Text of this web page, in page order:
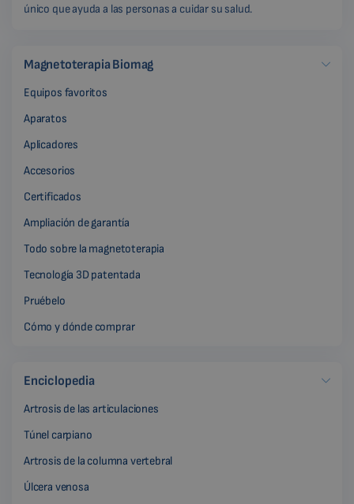
único que ayuda a las personas a cuidar su salud.
Magnetoterapia Biomag
Equipos favoritos
Aparatos
Aplicadores
Accesorios
Certificados
Ampliación de garantía
Todo sobre la magnetoterapia
Tecnología 3D patentada
Pruébelo
Cómo y dónde comprar
Enciclopedia
Artrosis de las articulaciones
Túnel carpiano
Artrosis de la columna vertebral
Úlcera venosa